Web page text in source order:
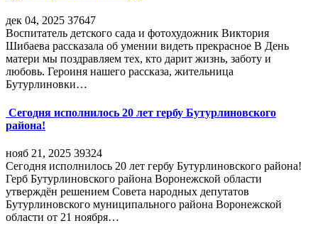
дек 04, 2025 37647
Воспитатель детского сада и фотохудожник Виктория
Шибаева рассказала об умении видеть прекрасное В День
матери мы поздравляем тех, кто дарит жизнь, заботу и
любовь. Героиня нашего рассказа, жительница
Бутурлиновки…
Сегодня исполнилось 20 лет гербу Бутурлиновского
района!
нояб 21, 2025 39324
Сегодня исполнилось 20 лет гербу Бутурлиновского района!
Герб Бутурлиновского района Воронежской области
утверждён решением Совета народных депутатов
Бутурлиновского муниципального района Воронежской
области от 21 ноября…